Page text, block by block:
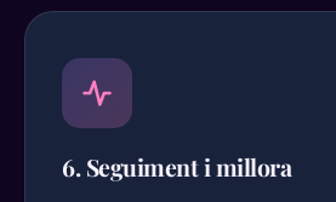
6. Seguiment i millora